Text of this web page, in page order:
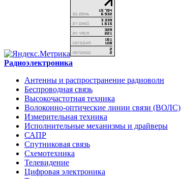
Радиоэлектроника
Антенны и распространение радиоволн
Беспроводная связь
Высокочастотная техника
Волоконно-оптические линии связи (ВОЛС)
Измерительная техника
Исполнительные механизмы и драйверы
САПР
Спутниковая связь
Схемотехника
Телевидение
Цифровая электроника